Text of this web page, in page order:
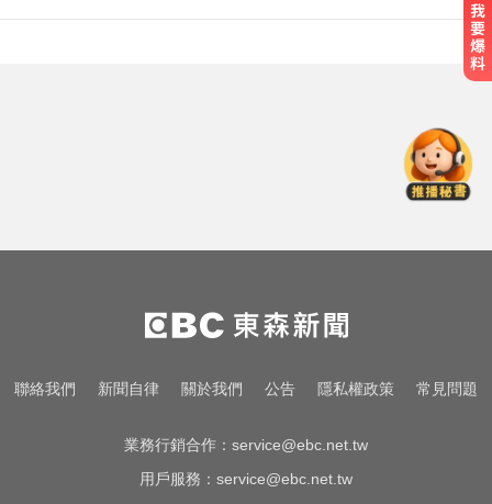
台玻千金：還是家人
白海豚颱風強襲日本！奄美逾3萬戶
停電 沖繩5人受傷
屏東女欠50萬高利貸！遭3惡煞追討
聯絡我們 新聞自律 關於我們 公告 隱私權政策 常見問題
業務行銷合作： service@ebc.net.tw
用戶服務： service@ebc.net.tw